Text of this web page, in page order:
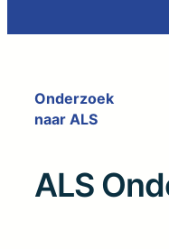
Onderzoek
naar ALS
ALS